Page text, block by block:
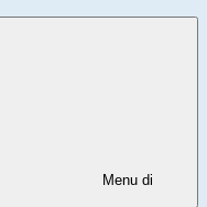
Menu di